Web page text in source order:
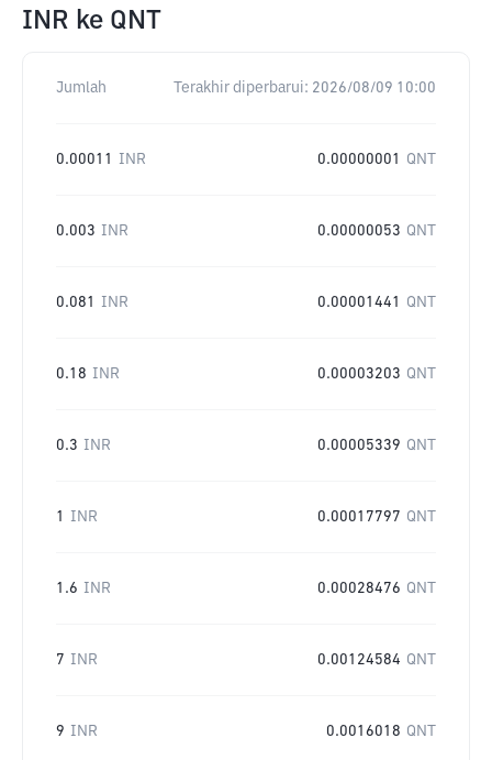
INR ke QNT
Jumlah Terakhir diperbarui: 2026/08/09 10:00
0.00011 INR 0.00000001 QNT
0.003 INR 0.00000053 QNT
0.081 INR 0.00001441 QNT
0.18 INR 0.00003203 QNT
0.3 INR 0.00005339 QNT
1 INR 0.00017797 QNT
1.6 INR 0.00028476 QNT
7 INR 0.00124584 QNT
9 INR 0.0016018 QNT